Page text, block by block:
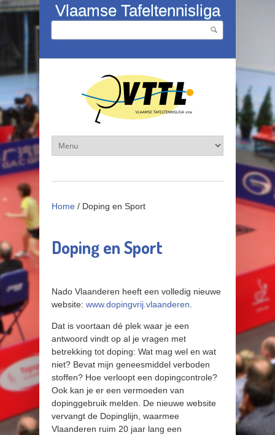
Overslaan en naar de inhoud gaan
Vlaamse Tafeltennisliga
Zoekveld
Home / Doping en Sport
Doping en Sport
Nado Vlaanderen heeft een volledig nieuwe
website: www.dopingvrij.vlaanderen.
Dat is voortaan dé plek waar je een
antwoord vindt op al je vragen met
betrekking tot doping: Wat mag wel en wat
niet? Bevat mijn geneesmiddel verboden
stoffen? Hoe verloopt een dopingcontrole?
Ook kan je er een vermoeden van
dopinggebruik melden. De nieuwe website
vervangt de Dopinglijn, waarmee
Vlaanderen ruim 20 jaar lang een